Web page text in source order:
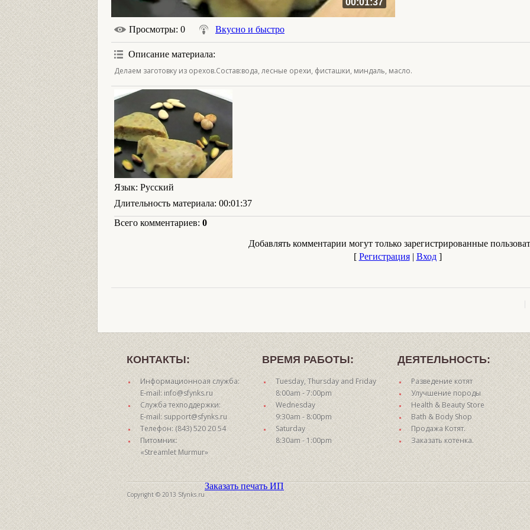
00:01:37
Просмотры: 0 Вкусно и быстро
Описание материала:
Делаем заготовку из орехов.Состав:вода, лесные орехи, фисташки, миндаль, масло.
Язык: Русский
Длительность материала: 00:01:37
Всего комментариев: 0
Добавлять комментарии могут только зарегистрированные
[ Регистрация| Вход]
КОНТАКТЫ:
Информационноая служба:
E-mail: info@sfynks.ru
Служба техподдержки:
E-mail: support@sfynks.ru
Телефон: (843) 520 20 54
Питомник:
«Streamlet Murmur»
ВРЕМЯ РАБОТЫ:
Tuesday, Thursday and Friday
8:00am - 7:00pm
Wednesday
9:30am - 8:00pm
Saturday
8:30am - 1:00pm
ДЕЯТЕЛЬНОСТЬ:
Разведение котят
Улучшение породы
Health & Beauty Store
Bath & Body Shop
Продажа Котят.
Заказать котенка.
Copyright © 2013 Sfynks.ru
Заказать печать ИП